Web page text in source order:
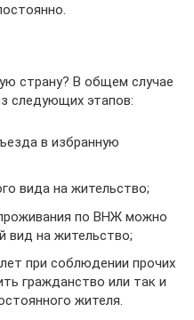
страну? В общем случае
следующих этапов:
в избранную
вида на жительство;
по ВНЖ можно
вид на жительство;
при соблюдении прочих
гражданство или так и
жителя.